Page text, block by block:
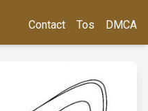
Contact Tos DMCA